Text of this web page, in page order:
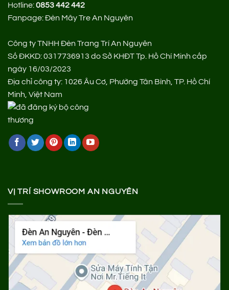
Hotline:0853 442 442
Fanpage:Đèn Mây Tre An Nguyên
Công ty TNHH Đèn Trang Trí An Nguyên
Số ĐKKD: 0317736913 do Sở KHĐT Tp. Hồ Chí Minh cấp
ngày 16/03/2023
Địa chỉ công ty: 1026 Âu Cơ, Phường Tân Bình, TP. Hồ Chí
Minh, Việt Nam
VỊ TRÍ SHOWROOM AN NGUYÊN